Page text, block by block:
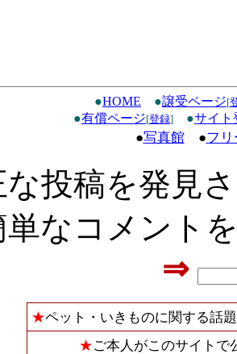
●HOME ●譲受ページ[
●有償ページ[登録] ●サイト
●写真館●フ
な投稿を発見
単なコメント
⇒
★ペット・いきものに関する話
★ご本人がこのサイトで